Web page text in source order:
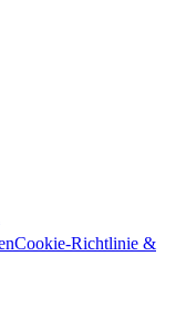
Cookie-Richtlinie &